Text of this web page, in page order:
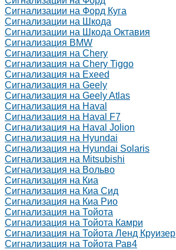
Сигнализации на Форд Куга
Сигнализации на Шкода
Сигнализации на Шкода Октавия
Сигнализация BMW
Сигнализация на Chery
Сигнализация на Chery Tiggo
Сигнализация на Exeed
Сигнализация на Geely
Сигнализация на Geely Atlas
Сигнализация на Haval
Сигнализация на Haval F7
Сигнализация на Haval Jolion
Сигнализация на Hyundai
Сигнализация на Hyundai Solaris
Сигнализация на Mitsubishi
Сигнализация на Вольво
Сигнализация на Киа
Сигнализация на Киа Cид
Сигнализация на Киа Рио
Сигнализация на Тойота
Сигнализация на Тойота Камри
Сигнализация на Тойота Ленд Круизер
Сигнализация на Тойота Рав4